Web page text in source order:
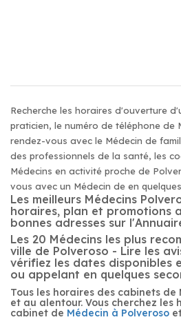
Recherche les horaires d'ouverture
praticien, le numéro de téléphone de
rendez-vous avec le Médecin de
des professionnels de la santé, les
Médecins en activité proche de
vous avec un Médecin de en
Les meilleurs Médecins
horaires, plan et promotions
bonnes adresses sur
Les 20 Médecins les plus
ville de Polveroso - Lire les
vérifiez les dates disponibles
ou appelant en quelques
Tous les horaires des cabinets de
et au alentour. Vous cherchez les
cabinet de Médecin à Polveroso